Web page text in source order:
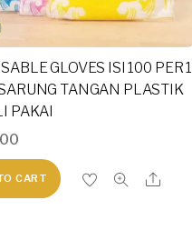
GLOVES ISI 100 PER 1
TANGAN PLASTIK
PAKAI
CART